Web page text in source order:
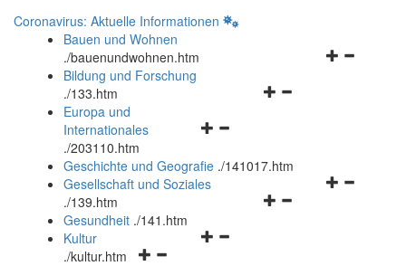
Coronavirus: Aktuelle Informationen
Bauen und Wohnen
./bauenundwohnen.htm
Navigationsmenü
Bildung und Forschung
./133.htm
Navigationsmenü
und
schließen
Europa und
Internationales
./203110.htm
Geschichte und Geografie ./141017.htm
Navigationsmenü
Gesellschaft und Soziales
./139.htm
Navigationsmenü
Gesundheit ./141.htm
Navigationsmenü
Kultur
./kultur.htm